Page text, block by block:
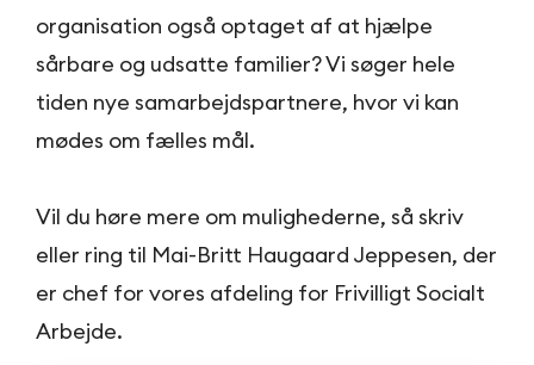
organisation også optaget af at hjælpe
sårbare og udsatte familier? Vi søger hele
tiden nye samarbejdspartnere, hvor vi kan
mødes om fælles mål.
Vil du høre mere om mulighederne, så skriv
eller ring til Mai-Britt Haugaard Jeppesen, der
er chef for vores afdeling for Frivilligt Socialt
Arbejde.